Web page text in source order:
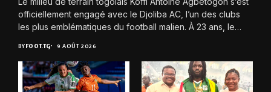
officiellement engagé avec le Djoliba AC, l’un des clubs
les plus emblématiques du football malien. À 23 ans, le
BYFOOT.TG 9 AOÛT 2026